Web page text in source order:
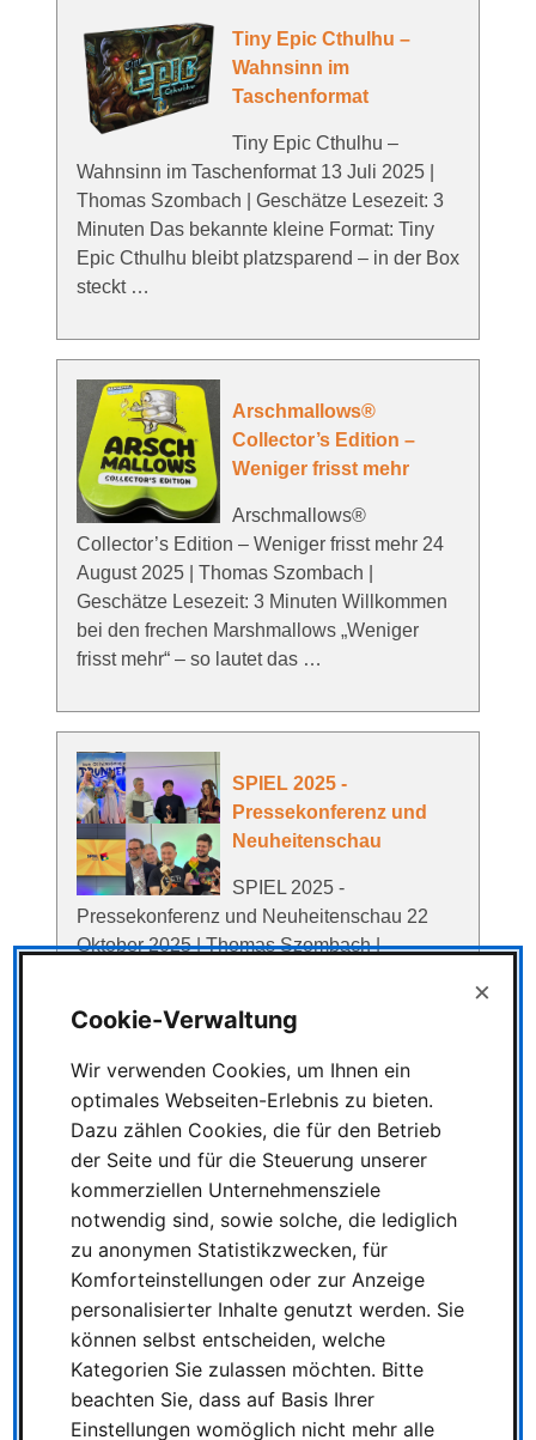
Tiny Epic Cthulhu –
Wahnsinn im
Taschenformat
Tiny Epic Cthulhu –
Wahnsinn im Taschenformat 13 Juli 2025 |
Thomas Szombach | Geschätze Lesezeit: 3
Minuten Das bekannte kleine Format: Tiny
Epic Cthulhu bleibt platzsparend – in der Box
steckt …
Arschmallows®
Collector’s Edition –
Weniger frisst mehr
Arschmallows®
Collector’s Edition – Weniger frisst mehr 24
August 2025 | Thomas Szombach |
Geschätze Lesezeit: 3 Minuten Willkommen
bei den frechen Marshmallows „Weniger
frisst mehr“ – so lautet das …
SPIEL 2025 -
Pressekonferenz und
Neuheitenschau
SPIEL 2025 -
Pressekonferenz und Neuheitenschau 22
Oktober 2025 | Thomas Szombach |
Spielebegeisterten ihre Tore. Die …
Rückblick von der SPIEL
Essen 2025
Rückblick von der SPIEL
Essen 2025: Rekorde,
Emotionen und ein starkes Signal für die
Branche 26 Oktober 2025 | Nicole Nowitzki |
Geschätze Lesezeit: 2 Minuten Die SPIEL
Essen 2025 hat einmal mehr …
Cookie-Verwaltung
×
Wir verwenden Cookies, um Ihnen ein
optimales Webseiten-Erlebnis zu bieten.
Dazu zählen Cookies, die für den Betrieb
der Seite und für die Steuerung unserer
kommerziellen Unternehmensziele
notwendig sind, sowie solche, die lediglich
zu anonymen Statistikzwecken, für
Komforteinstellungen oder zur Anzeige
personalisierter Inhalte genutzt werden. Sie
können selbst entscheiden, welche
Kategorien Sie zulassen möchten. Bitte
beachten Sie, dass auf Basis Ihrer
Einstellungen womöglich nicht mehr alle